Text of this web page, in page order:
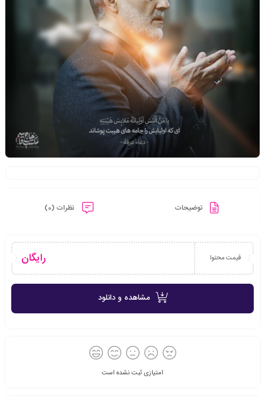
توضیحات نظرات (0)
قیمت محتوا رایگان
مشاهده و دانلود
امتیازی ثبت نشده است